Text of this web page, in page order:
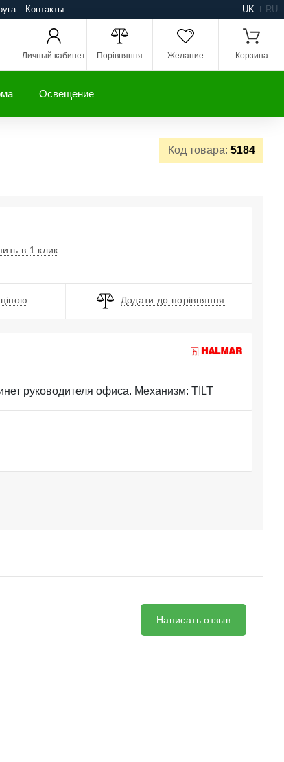
Контакты UK RU
Личный кабинет Порівняння Желание Корзина
Освещение
Код товара: 5184
в 1 клик
Додати до порівняння
руководителя офиса. Механизм: TILT
Написать отзыв